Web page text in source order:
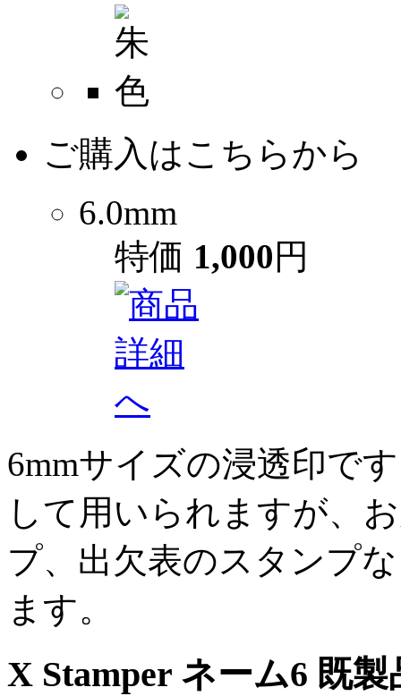
ご購入はこちらから
6.0mm
特価 1,000円
6mmサイズの浸透印で
して用いられますが、
プ、出欠表のスタンプ
ます。
X Stamper ネーム6 既製